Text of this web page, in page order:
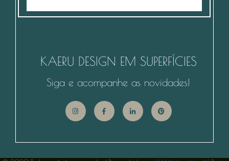
KAERU DESIGN EM SUPERFÍCIES
Siga e acompanhe as novidades!
xyz